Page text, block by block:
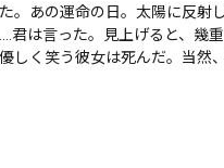
。あの運命の日。太陽に反
は言った。見上げると、幾
く笑う彼女は死んだ。――当然